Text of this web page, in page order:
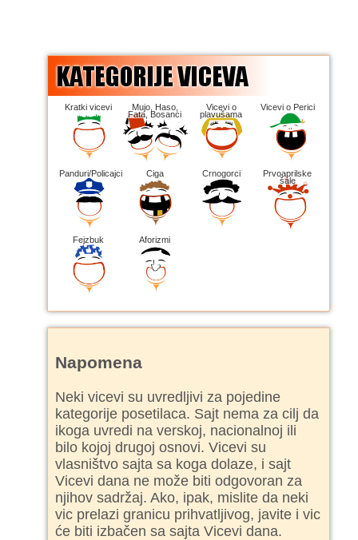
Kratki vicevi Mujo, Haso,
Fata, Bosanci
Vicevi o
plavušama
Vicevi o Perici
Panduri/Policajci Ciga Crnogorci Prvoaprilske
šale
Fejzbuk Aforizmi
Napomena
Neki vicevi su uvredljivi za pojedine
kategorije posetilaca. Sajt nema za cilj da
ikoga uvredi na verskoj, nacionalnoj ili
bilo kojoj drugoj osnovi. Vicevi su
vlasništvo sajta sa koga dolaze, i sajt
Vicevi dana ne može biti odgovoran za
njihov sadržaj. Ako, ipak, mislite da neki
vic prelazi granicu prihvatljivog, javite i vic
će biti izbačen sa sajta Vicevi dana.